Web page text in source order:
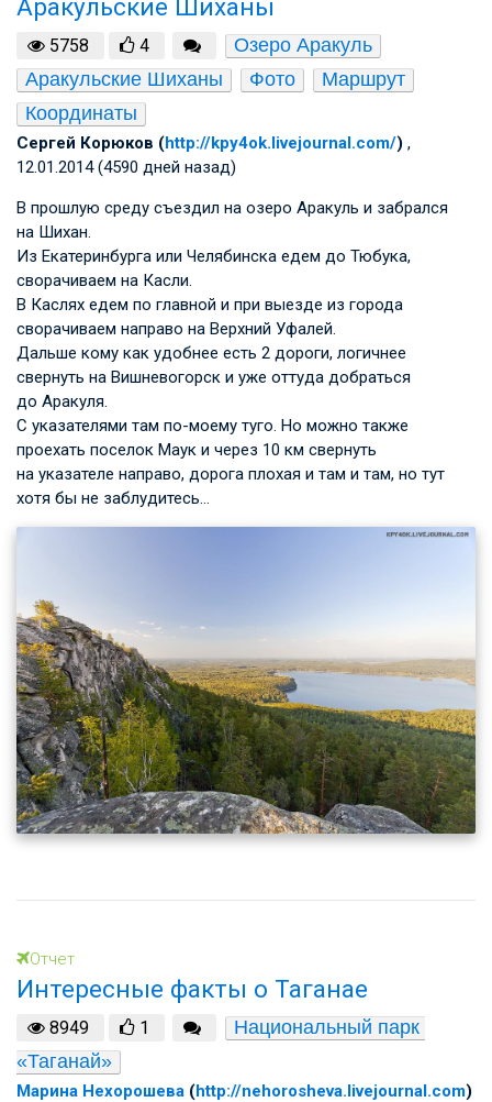
Аракульские Шиханы
5758 4
Озеро Аракуль
Аракульские Шиханы
Фото
Маршрут
Координаты
Сергей Корюков (http://kpy4ok.livejournal.com/) ,
12.01.2014 (4590 дней назад)
В прошлую среду съездил на озеро Аракуль и забрался
на Шихан.
Из Екатеринбурга или Челябинска едем до Тюбука,
сворачиваем на Касли.
В Каслях едем по главной и при выезде из города
сворачиваем направо на Верхний Уфалей.
Дальше кому как удобнее есть 2 дороги, логичнее
свернуть на Вишневогорск и уже оттуда добраться
до Аракуля.
С указателями там по-моему туго. Но можно также
проехать поселок Маук и через 10 км свернуть
на указателе направо, дорога плохая и там и там, но тут
хотя бы не заблудитесь…
Отчет
Интересные факты о Таганае
8949 1
Национальный парк
«Таганай»
Марина Нехорошева (http://nehorosheva.livejournal.com)